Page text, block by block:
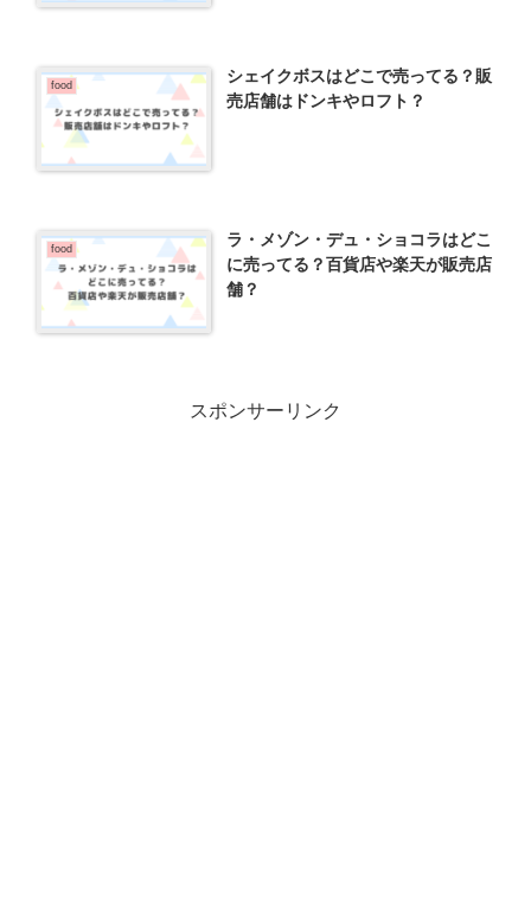
food
シェイクボスはどこで売ってる？販
売店舗はドンキやロフト？
food
ラ・メゾン・デュ・ショコラはどこ
に売ってる？百貨店や楽天が販売店
舗？
スポンサーリンク